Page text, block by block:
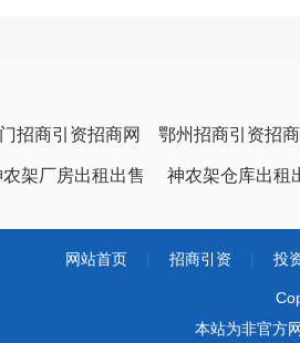
招商引资招商网 鄂州招商引资招
架厂房出租出售 神农架仓库出租
网站首页 招商引资 投
本站为非官方